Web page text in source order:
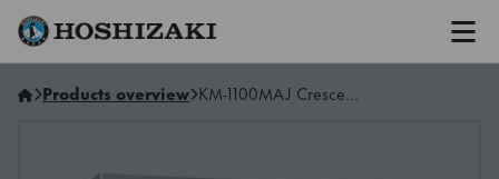
Hoshizaki Norway
Products overview KM-1100MAJ Crescent Ice Maker, Modular